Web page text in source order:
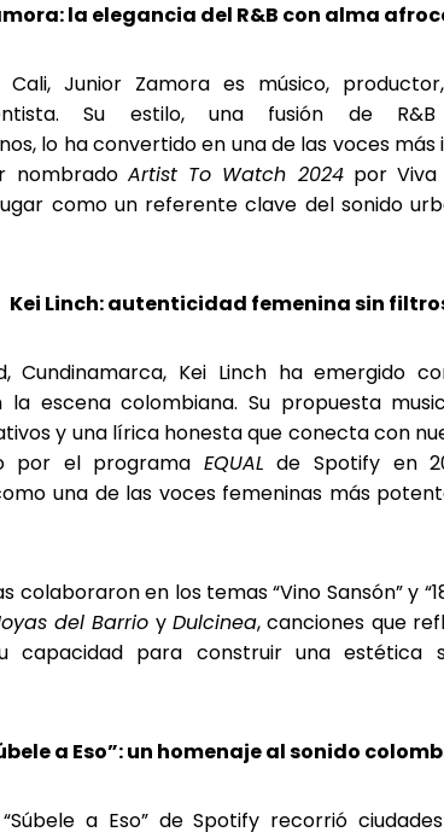
la elegancia del R&B con alma
Cali, Junior Zamora es músico,
Su estilo, una fusión de
lo ha convertido en una de las voces más
nombrado Artist To Watch 2024por Viva
como un referente clave del sonido
Kei Linch: autenticidad femenina sin
Cundinamarca, Kei Linch ha emergido
la escena colombiana. Su propuesta
y una lírica honesta que conecta con
por el programa EQUAL de Spotify en
una de las voces femeninas más
colaboraron en los temas “Vino Sansón” y
del Barrio y Dulcinea, canciones que
capacidad para construir una estética
a Eso”: un homenaje al sonido
a Eso” de Spotify recorrió